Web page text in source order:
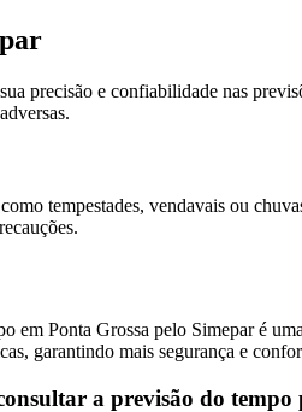
precisão e confiabilidade nas
tempestades, vendavais ou
em Ponta Grossa pelo Simepar é
garantindo mais segurança e
a previsão do